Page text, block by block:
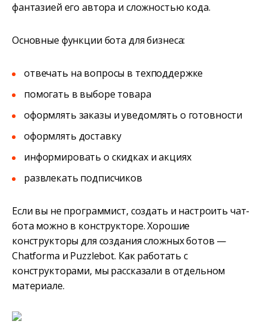
фантазией его автора и сложностью кода.
Основные функции бота для бизнеса:
отвечать на вопросы в техподдержке
помогать в выборе товара
оформлять заказы и уведомлять о готовности
оформлять доставку
информировать о скидках и акциях
развлекать подписчиков
Если вы не программист, создать и настроить чат-
бота можно в конструкторе. Хорошие
конструкторы для создания сложных ботов —
Chatforma и Puzzlebot. Как работать с
конструкторами, мы рассказали в отдельном
материале.